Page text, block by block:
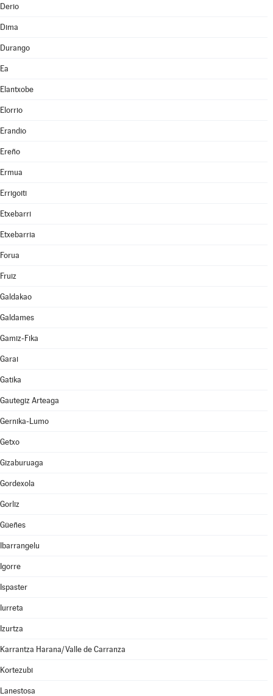
Derio
Dima
Durango
Ea
Elantxobe
Elorrio
Erandio
Ereño
Ermua
Errigoiti
Etxebarri
Etxebarria
Forua
Fruiz
Galdakao
Galdames
Gamiz-Fika
Garai
Gatika
Gautegiz Arteaga
Gernika-Lumo
Getxo
Gizaburuaga
Gordexola
Gorliz
Güeñes
Ibarrangelu
Igorre
Ispaster
Iurreta
Izurtza
Karrantza Harana/Valle de Carranza
Kortezubi
Lanestosa